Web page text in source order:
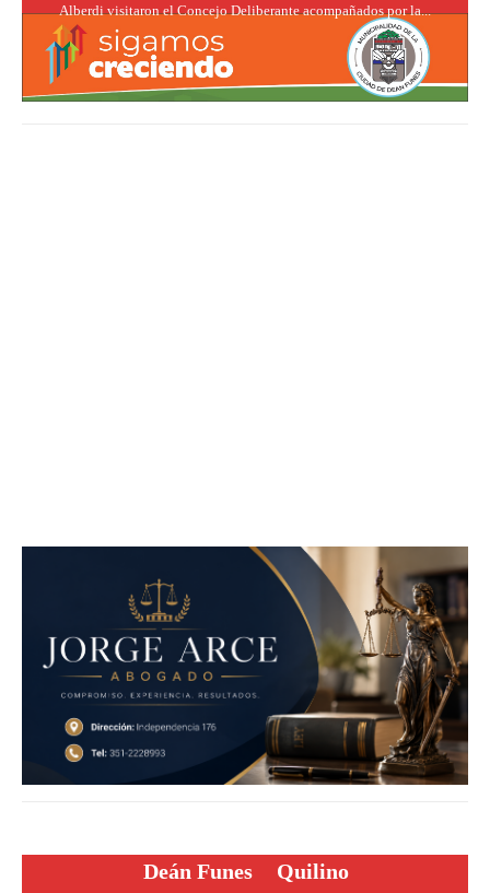
Alberdi visitaron el Concejo Deliberante acompañados por la...
Deán Funes
Quilino